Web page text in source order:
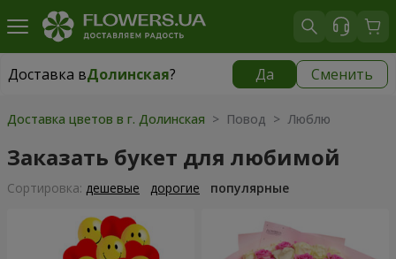
Доставка вДолинская? Да Сменить
Доставка вДолинская|
Доставка цветов в г. Долинская > Повод > Люблю
Заказать букет для любимой
Cортировка: дешевые дорогие популярные